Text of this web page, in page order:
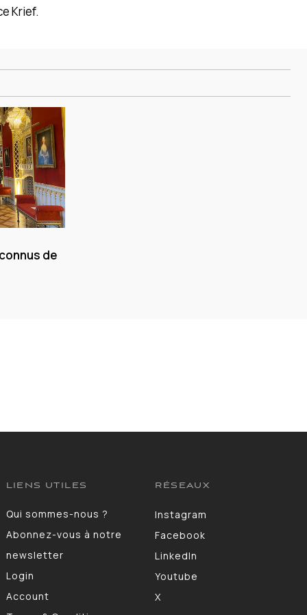
Krief.
de
LIENS UTILES
Qui sommes-nous ?
Abonnez-vous à notre
newsletter
Login
Account
RÉSEAUX
Instagram
Facebook
LinkedIn
Youtube
X